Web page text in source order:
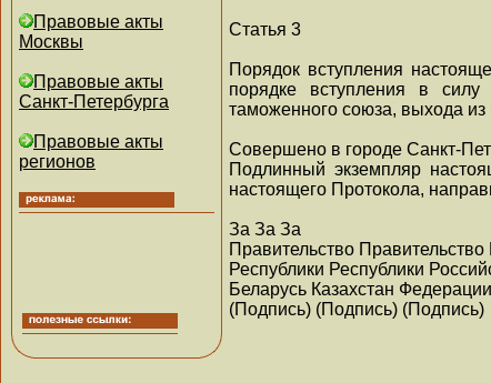
Правовые акты
Москвы
Правовые акты
Санкт-Петербурга
Правовые акты
регионов
Статья 3
Порядок вступления
порядке вступления в
таможенного союза, выхода из
Совершено в городе Санкт-
Подлинный экземпляр
настоящего Протокола,
За За За
Правительство Правительство
Республики Республики
Беларусь Казахстан Федерации
(Подпись) (Подпись) (Подпись)